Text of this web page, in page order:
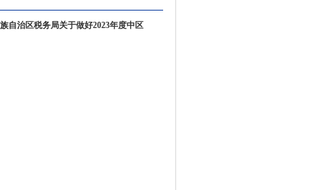
自治区税务局关于做好2023年度中区